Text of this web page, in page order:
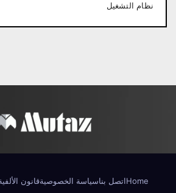
نظام التشغيل
Homeاتصل بناسياسة الخصوصيةقانون